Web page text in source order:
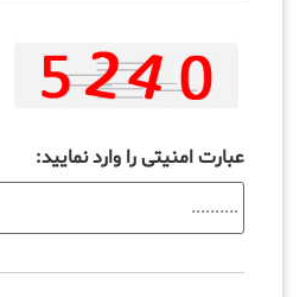
عبارت امنیتی را وارد نمایید: